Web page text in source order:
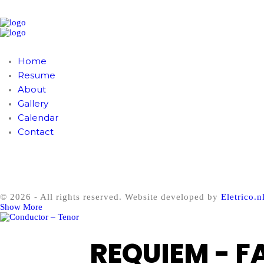
Home
Resume
About
Gallery
Calendar
Contact
© 2026 - All rights reserved. Website developed by Eletrico.nl
Show More
REQUIEM -